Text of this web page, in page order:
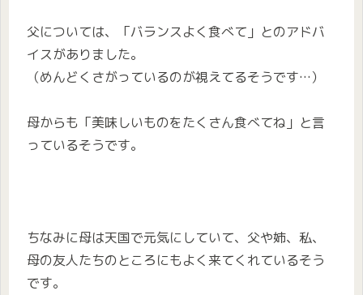
父については、「バランスよく食べて」とのアドバ
イスがありました。
（めんどくさがっているのが視えてるそうです…）
母からも「美味しいものをたくさん食べてね」と言
っているそうです。
ちなみに母は天国で元気にしていて、父や姉、私、
母の友人たちのところにもよく来てくれているそう
です。